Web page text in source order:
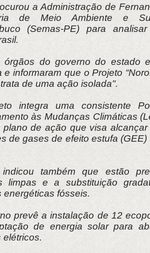
a Administração de
de Meio Ambiente e
(Semas-PE) para
órgãos do governo do estado
e informaram que o Projeto
de uma ação isolada".
integra uma consistente
às Mudanças Climáticas
plano de ação que visa
de gases de efeito estufa (GEE)
também que estão
limpas e a substituição
energéticas fósseis.
prevê a instalação de 12
de energia solar para
elétricos.